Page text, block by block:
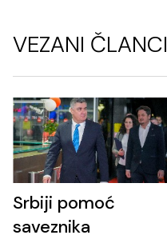
VEZANI ČLANCI
Srbiji pomoć
saveznika